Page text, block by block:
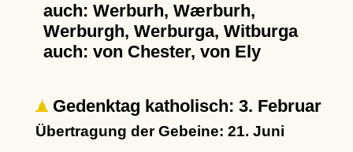
auch: Werburh, Wærburh,
Werburgh, Werburga, Witburga
auch: von Chester, von Ely
Gedenktag katholisch: 3. Februar
Übertragung der Gebeine: 21. Juni